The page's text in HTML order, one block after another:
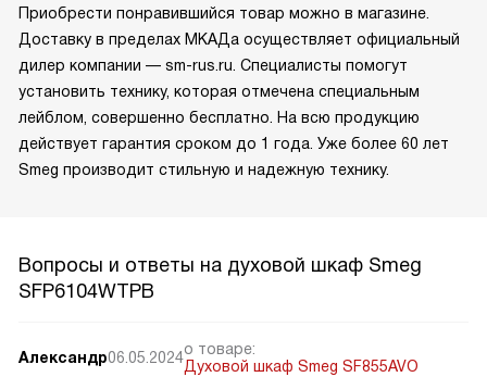
Приобрести понравившийся товар можно в магазине.
Доставку в пределах МКАДа осуществляет официальный
дилер компании — sm-rus.ru. Специалисты помогут
установить технику, которая отмечена специальным
лейблом, совершенно бесплатно. На всю продукцию
действует гарантия сроком до 1 года. Уже более 60 лет
Smeg производит стильную и надежную технику.
Вопросы и ответы на духовой шкаф Smeg
SFP6104WTPB
Александр06.05.2024о товаре:
Духовой шкаф Smeg SF855AVO